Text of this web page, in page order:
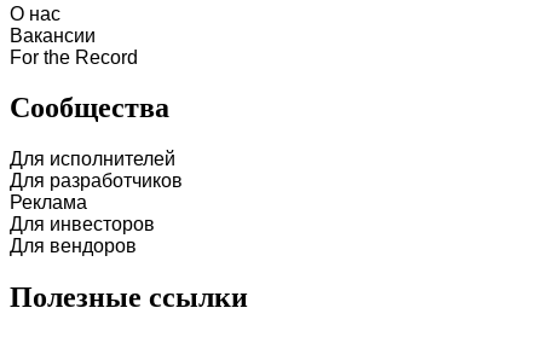
О нас
Вакансии
For the Record
Сообщества
Для исполнителей
Для разработчиков
Реклама
Для инвесторов
Для вендоров
Полезные ссылки